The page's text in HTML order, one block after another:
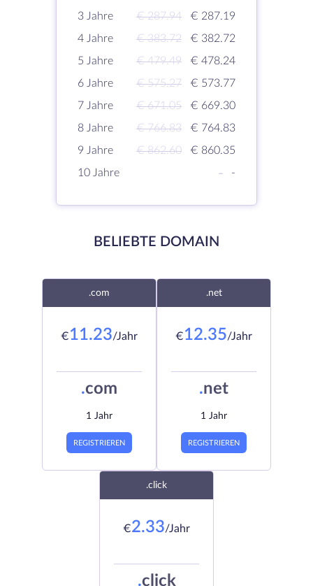
3 Jahre
€ 287.94
€ 287.19
4 Jahre
€ 383.72
€ 382.72
5 Jahre
€ 479.49
€ 478.24
6 Jahre
€ 575.27
€ 573.77
7 Jahre
€ 671.05
€ 669.30
8 Jahre
€ 766.83
€ 764.83
9 Jahre
€ 862.60
€ 860.35
10 Jahre
- -
BELIEBTE DOMAIN
.com
€11.23/Jahr
.com
1 Jahr
REGISTRIEREN
.net
€12.35/Jahr
.net
1 Jahr
REGISTRIEREN
.click
€2.33/Jahr
.click